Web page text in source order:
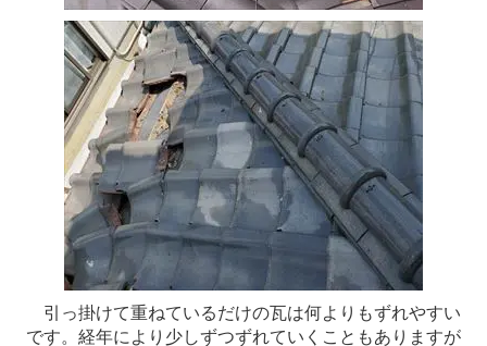
引っ掛けて重ねているだけの瓦は何よりもずれやすい
です。経年により少しずつずれていくこともありますが